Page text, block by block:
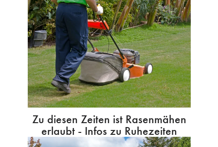
Zu diesen Zeiten ist Rasenmähen
erlaubt - Infos zu Ruhezeiten